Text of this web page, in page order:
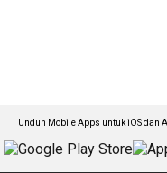
Unduh Mobile Apps untuk iOS dan